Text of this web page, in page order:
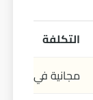
التكلفة
مجانية في أغلب